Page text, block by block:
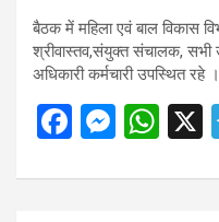
बैठक में महिला एवं बाल विकास
श्रीवास्तव,संयुक्त संचालक,
अधिकारी कर्मचारी उपस्थित रहे ।
F
ce
M
se
W
at